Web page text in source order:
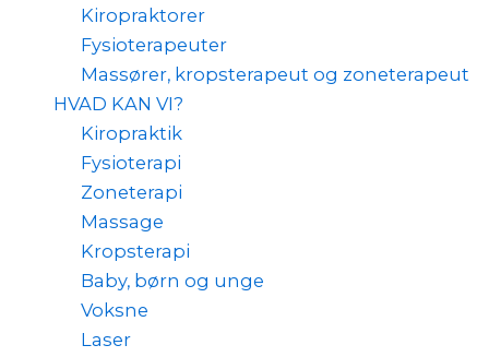
Kiropraktorer
Fysioterapeuter
Massører, kropsterapeut og zoneterapeut
HVAD KAN VI?
Kiropraktik
Fysioterapi
Zoneterapi
Massage
Kropsterapi
Baby, børn og unge
Voksne
Laser